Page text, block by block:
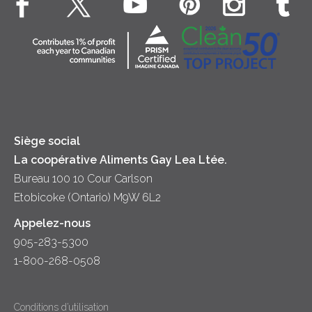
Véritable crème fouettée
Crème sure
Contactez-nous
Location
Siège social
La coopérative Aliments Gay Lea Ltée.
Bureau 100 10 Cour Carlson
Etobicoke (Ontario) M9W 6L2
Appelez-nous
905-283-5300
1-800-268-0508
Conditions d’utilisation